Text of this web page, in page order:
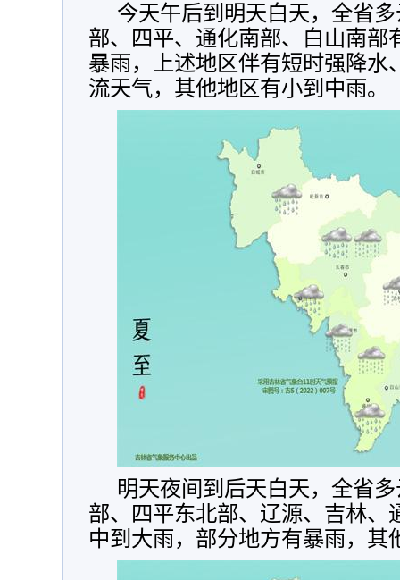
今天午后到明天白天，全省
部、四平、通化南部、白山南部
暴雨，上述地区伴有短时强降水
流天气，其他地区有小到中雨。
明天夜间到后天白天，全省
部、四平东北部、辽源、吉林、
中到大雨，部分地方有暴雨，其